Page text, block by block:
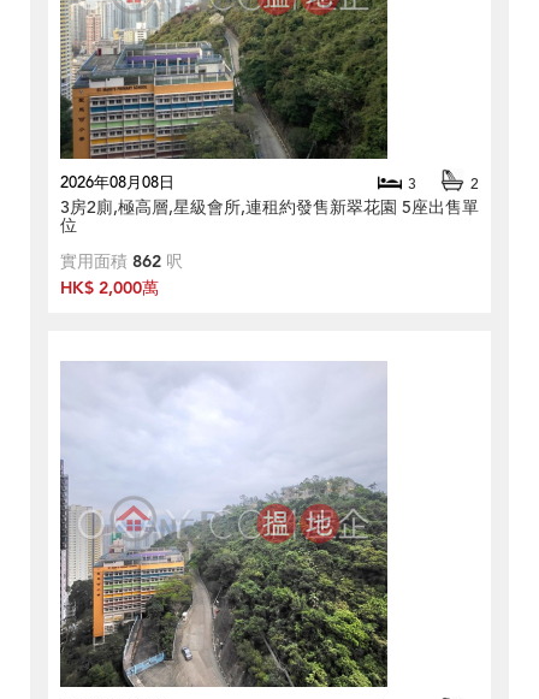
2026年08月08日 3 2
3房2廁,極高層,星級會所,連租約發售新翠花園 5座出售單
位
實用面積 862 呎
HK$ 2,000萬